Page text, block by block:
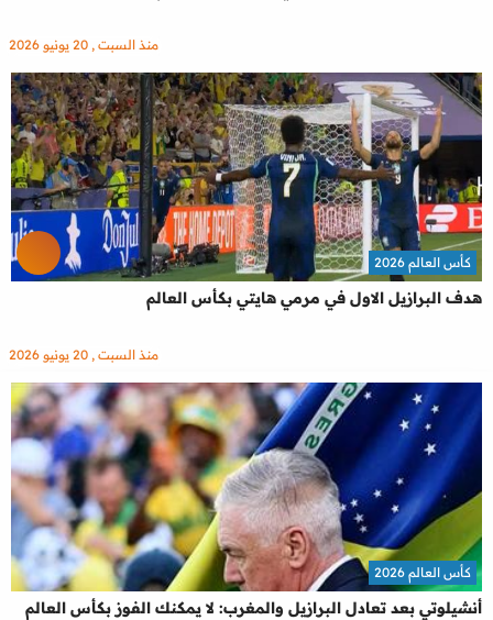
منذ السبت , 20 يونيو 2026
هدف البرازيل الاول في مرمي هايتي بكأس العالم
كأس العالم 2026
منذ السبت , 20 يونيو 2026
أنشيلوتي بعد تعادل البرازيل والمغرب: لا يمكنك الفوز بكأس العالم
كأس العالم 2026